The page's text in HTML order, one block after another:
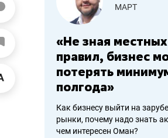
МАРТ
«Не зная местных
правил, бизнес может
потерять минимум
полгода»
Как бизнесу выйти на зарубежные
рынки, почему надо знать
чем интересен Оман?